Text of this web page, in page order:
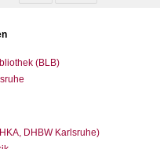
(BLB)
DHBW Karlsruhe)